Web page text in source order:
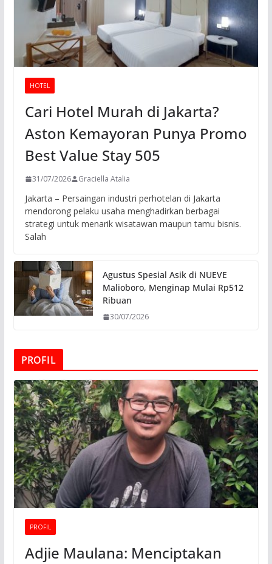
HOTEL
Cari Hotel Murah di Jakarta?
Aston Kemayoran Punya Promo
Best Value Stay 505
31/07/2026 Graciella Atalia
Jakarta – Persaingan industri perhotelan di Jakarta
mendorong pelaku usaha menghadirkan berbagai
strategi untuk menarik wisatawan maupun tamu bisnis.
Salah
Agustus Spesial Asik di NUEVE
Malioboro, Menginap Mulai Rp512
Ribuan
30/07/2026
PROFIL
PROFIL
Adjie Maulana: Menciptakan